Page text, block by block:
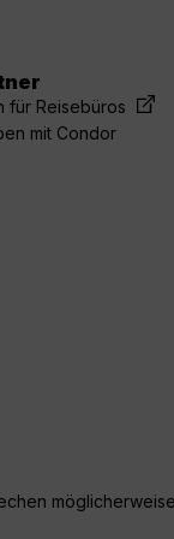
für Reisebüros
mit Condor